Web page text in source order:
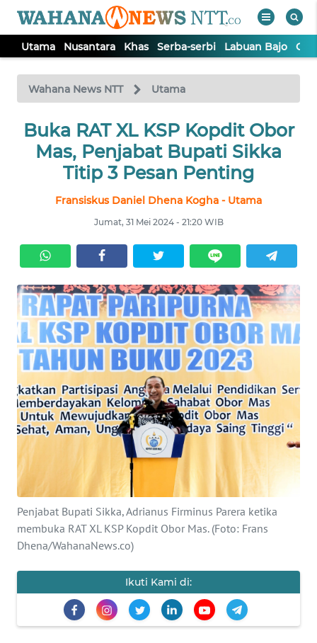
Utama Nusantara Khas Serba-serbi Labuan Bajo
Wahana News NTT Utama
Buka RAT XL KSP Kopdit Obor
Mas, Penjabat Bupati Sikka
Titip 3 Pesan Penting
Fransiskus Daniel Dhena Kogha - Utama
Jumat, 31 Mei 2024 - 21:20 WIB
Penjabat Bupati Sikka, Adrianus Firminus Parera ketika
membuka RAT XL KSP Kopdit Obor Mas. (Foto: Frans
Dhena/WahanaNews.co)
Ikuti Kami di:
TV
Tutup
UTAMA
NUSANTARA
SERBA-
SERBI
LABUAN
BAJO
OPINI
Informasi
INDEKS
BERITA
KONTAK
KAMI
INFO
IKLAN